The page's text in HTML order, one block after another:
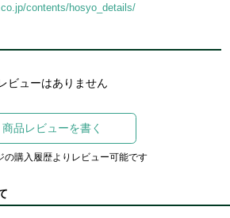
contents/hosyo_details/
ビューはありません
商品レビューを書く
の購入履歴よりレビュー可能です